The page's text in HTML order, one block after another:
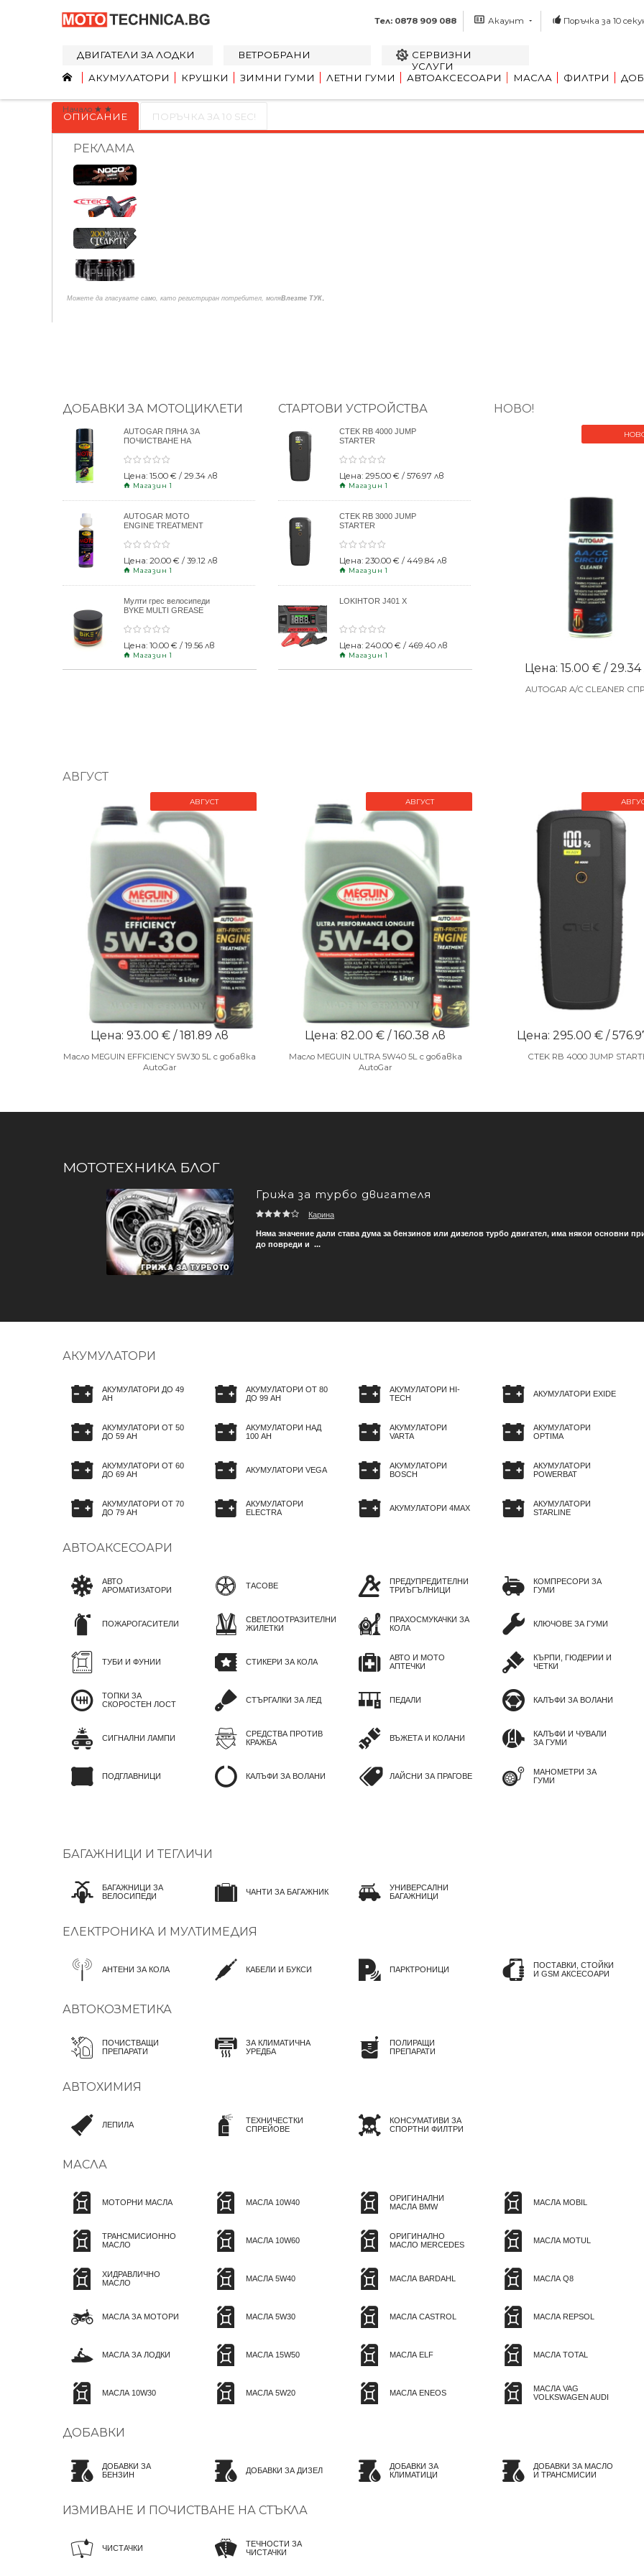
Тел: 0878 909 088 Акаунт Поръчка за 10
ДВИГАТЕЛИ ЗА ЛОДКИ ВЕТРОБРАНИ
СЕРВИЗНИ
УСЛУГИ
АКУМУЛАТОРИ
КРУШКИ ЗИМНИ ГУМИ ЛЕТНИ ГУМИ АВТОАКСЕСОАРИ МАСЛА ФИЛТРИ
Начало ★ ★
РЕКЛАМА
ОПИСАНИЕ ПОРЪЧКА ЗА 10 SEC!
Можете да гласувате само, като регистриран потребител, моляВлезте ТУК
ДОБАВКИ ЗА МОТОЦИКЛЕТИ
AUTOGAR ПЯНА ЗА
ПОЧИСТВАНЕ НА
Цена: 15.00 € / 29.34 лв
Магазин 1
AUTOGAR MOTO
ENGINE TREATMENT
Цена: 20.00 € / 39.12 лв
Магазин 1
Мулти грес велосипеди
BYKE MULTI GREASE
Цена: 10.00 € / 19.56 лв
Магазин 1
СТАРТОВИ УСТРОЙСТВА
CTEK RB 4000 JUMP
STARTER
Цена: 295.00 € / 576.97 лв
Магазин 1
CTEK RB 3000 JUMP
STARTER
Цена: 230.00 € / 449.84 лв
Магазин 1
LOKIHTOR J401 X
Цена: 240.00 € / 469.40 лв
Магазин 1
НОВО!
Цена: 15.00 € / 29.34
AUTOGAR A/C CLEANER
АВГУСТ
АВГУСТ
Цена: 93.00 € / 181.89 лв
Масло MEGUIN EFFICIENCY 5W30 5L с добавка
AutoGar
АВГУСТ
Цена: 82.00 € / 160.38 лв
Масло MEGUIN ULTRA 5W40 5L с добавка
AutoGar
Цена: 295.00 € /
CTEK RB 4000 JUMP
МОТОТЕХНИКА БЛОГ
Грижа за турбо двигателя
Карина
Няма значение дали става дума за бензинов или дизелов турбо двигател, има някои основни
до повреди и ...
АКУМУЛАТОРИ
АКУМУЛАТОРИ ДО 49
AH
АКУМУЛАТОРИ ОТ 50
ДО 59 AH
АКУМУЛАТОРИ ОТ 60
ДО 69 AH
АКУМУЛАТОРИ ОТ 70
ДО 79 AH
АКУМУЛАТОРИ ОТ 80
ДО 99 AH
АКУМУЛАТОРИ НАД
100 AH
АКУМУЛАТОРИ VEGA
АКУМУЛАТОРИ
ELECTRA
АКУМУЛАТОРИ HI-
TECH
АКУМУЛАТОРИ
VARTA
АКУМУЛАТОРИ
BOSCH
АКУМУЛАТОРИ 4MAX
АКУМУЛАТОРИ EXIDE
АКУМУЛАТОРИ
OPTIMA
АКУМУЛАТОРИ
POWERBAT
АКУМУЛАТОРИ
STARLINE
АВТОАКСЕСОАРИ
АВТО
АРОМАТИЗАТОРИ
ПОЖАРОГАСИТЕЛИ
ТУБИ И ФУНИИ
ТОПКИ ЗА
СКОРОСТЕН ЛОСТ
СИГНАЛНИ ЛАМПИ
ПОДГЛАВНИЦИ
ТАСОВЕ
СВЕТЛООТРАЗИТЕЛНИ
ЖИЛЕТКИ
СТИКЕРИ ЗА КОЛА
СТЪРГАЛКИ ЗА ЛЕД
СРЕДСТВА ПРОТИВ
КРАЖБА
КАЛЪФИ ЗА ВОЛАНИ
ПРЕДУПРЕДИТЕЛНИ
ТРИЪГЪЛНИЦИ
ПРАХОСМУКАЧКИ ЗА
КОЛА
АВТО И МОТО
АПТЕЧКИ
ПЕДАЛИ
ВЪЖЕТА И КОЛАНИ
ЛАЙСНИ ЗА ПРАГОВЕ
КОМПРЕСОРИ ЗА
ГУМИ
КЛЮЧОВЕ ЗА ГУМИ
КЪРПИ, ГЮДЕРИИ И
ЧЕТКИ
КАЛЪФИ ЗА ВОЛАНИ
КАЛЪФИ И ЧУВАЛИ
ЗА ГУМИ
МАНОМЕТРИ ЗА
ГУМИ
БАГАЖНИЦИ И ТЕГЛИЧИ
БАГАЖНИЦИ ЗА
ВЕЛОСИПЕДИ
ЧАНТИ ЗА БАГАЖНИК
УНИВЕРСАЛНИ
БАГАЖНИЦИ
ЕЛЕКТРОНИКА И МУЛТИМЕДИЯ
АНТЕНИ ЗА КОЛА КАБЕЛИ И БУКСИ ПАРКТРОНИЦИ
ПОСТАВКИ, СТОЙКИ
И GSM АКСЕСОАРИ
АВТОКОЗМЕТИКА
ПОЧИСТВАЩИ
ПРЕПАРАТИ
ЗА КЛИМАТИЧНА
УРЕДБА
ПОЛИРАЩИ
ПРЕПАРАТИ
АВТОХИМИЯ
ЛЕПИЛА
ТЕХНИЧЕСТКИ
СПРЕЙОВЕ
КОНСУМАТИВИ ЗА
СПОРТНИ ФИЛТРИ
МАСЛА
МОТОРНИ МАСЛА
ТРАНСМИСИОННО
МАСЛО
ХИДРАВЛИЧНО
МАСЛО
МАСЛА ЗА МОТОРИ
МАСЛА ЗА ЛОДКИ
МАСЛА 10W30
МАСЛА 10W40
МАСЛА 10W60
МАСЛА 5W40
МАСЛА 5W30
МАСЛА 15W50
МАСЛА 5W20
ОРИГИНАЛНИ
МАСЛА BMW
ОРИГИНАЛНО
МАСЛО MERCEDES
МАСЛА BARDAHL
МАСЛА CASTROL
МАСЛА ELF
МАСЛА ENEOS
МАСЛА MOBIL
МАСЛА MOTUL
МАСЛА Q8
МАСЛА REPSOL
МАСЛА TOTAL
МАСЛА VAG
VOLKSWAGEN AUDI
ДОБАВКИ
ДОБАВКИ ЗА
БЕНЗИН
ДОБАВКИ ЗА ДИЗЕЛ
ДОБАВКИ ЗА
КЛИМАТИЦИ
ДОБАВКИ ЗА МАСЛО
И ТРАНСМИСИИ
ИЗМИВАНЕ И ПОЧИСТВАНЕ НА СТЪКЛА
ЧИСТАЧКИ
ТЕЧНОСТИ ЗА
ЧИСТАЧКИ